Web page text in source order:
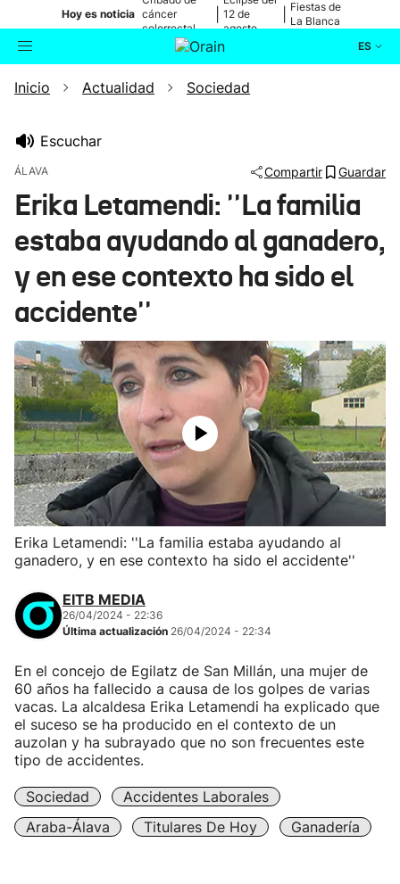
Hoy es noticia cáncer
colorrectal
12 de
agosto
Fiestas de
La Blanca
ES
Buscador Actualidad
Ikusmiran
Eguraldia
Inicio Actualidad Sociedad
Escuchar
ÁLAVA Compartir Guardar
Erika Letamendi: ''La familia
estaba ayudando al ganadero,
y en ese contexto ha sido el
accidente''
Erika Letamendi: ''La familia estaba ayudando al
ganadero, y en ese contexto ha sido el accidente''
EITB MEDIA
26/04/2024 - 22:36
Última actualización 26/04/2024 - 22:34
En el concejo de Egilatz de San Millán, una mujer de
60 años ha fallecido a causa de los golpes de varias
vacas. La alcaldesa Erika Letamendi ha explicado que
el suceso se ha producido en el contexto de un
auzolan y ha subrayado que no son frecuentes este
tipo de accidentes.
Sociedad
Accidentes Laborales
Araba-Álava
Titulares De Hoy Ganadería